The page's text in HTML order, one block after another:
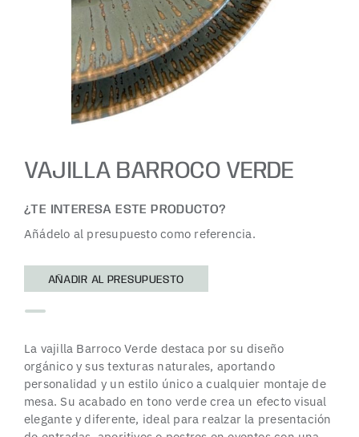
VAJILLA BARROCO VERDE
¿TE INTERESA ESTE PRODUCTO?
Añádelo al presupuesto como referencia.
AÑADIR AL PRESUPUESTO
La vajilla Barroco Verde destaca por su diseño
orgánico y sus texturas naturales, aportando
personalidad y un estilo único a cualquier montaje de
mesa. Su acabado en tono verde crea un efecto visual
elegante y diferente, ideal para realzar la presentación